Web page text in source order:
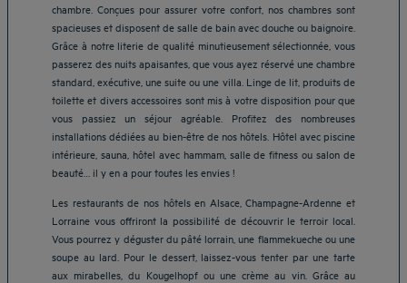
chambre. Conçues pour assurer votre confort, nos chambres sont
spacieuses et disposent de salle de bain avec douche ou baignoire.
Grâce à notre literie de qualité minutieusement sélectionnée, vous
passerez des nuits apaisantes, que vous ayez réservé une chambre
standard, exécutive, une suite ou une villa. Linge de lit, produits de
toilette et divers accessoires sont mis à votre disposition pour que
vous passiez un séjour agréable. Profitez des nombreuses
installations dédiées au bien-être de nos hôtels. Hôtel avec piscine
intérieure, sauna, hôtel avec hammam, salle de fitness ou salon de
beauté… il y en a pour toutes les envies !
Les restaurants de nos hôtels en Alsace, Champagne-Ardenne et
Lorraine vous offriront la possibilité de découvrir le terroir local.
Vous pourrez y déguster du pâté lorrain, une flammekueche ou une
soupe au lard. Pour le dessert, laissez-vous tenter par une tarte
aux mirabelles, du Kougelhopf ou une crème au vin. Grâce au